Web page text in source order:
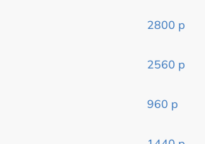
2800 р
2560 р
960 р